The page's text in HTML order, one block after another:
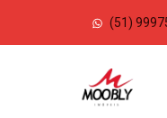
(51)
Página